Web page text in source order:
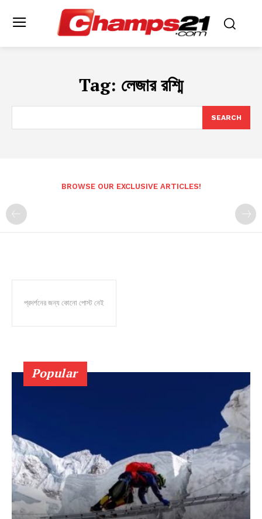
Tag: লেজার রশ্মি
SEARCH
BROWSE OUR EXCLUSIVE ARTICLES!
প্রদর্শনের জন্য কোনো পোস্ট নেই
Popular